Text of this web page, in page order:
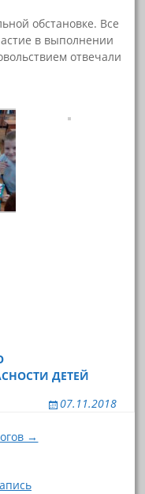
обстановке. Все
в выполнении
отвечали
ДЕТЕЙ
07.11.2018
→